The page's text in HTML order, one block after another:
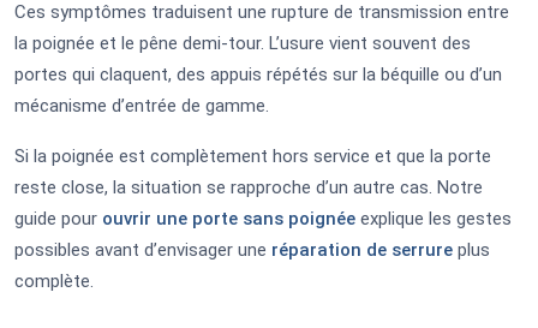
Ces symptômes traduisent une rupture de transmission entre
la poignée et le pêne demi-tour. L’usure vient souvent des
portes qui claquent, des appuis répétés sur la béquille ou d’un
mécanisme d’entrée de gamme.
Si la poignée est complètement hors service et que la porte
reste close, la situation se rapproche d’un autre cas. Notre
guide pour ouvrir une porte sans poignée explique les gestes
possibles avant d’envisager une réparation de serrure plus
complète.